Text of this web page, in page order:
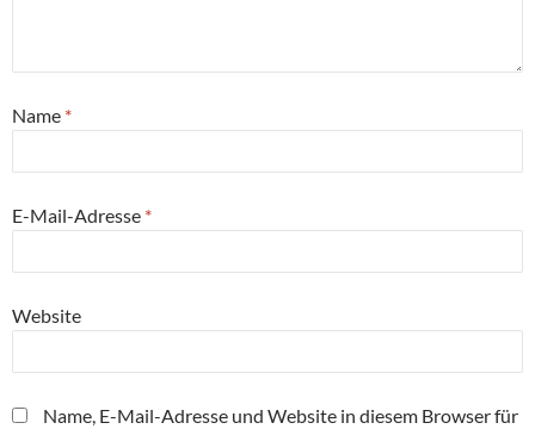
Name *
E-Mail-Adresse *
Website
Name, E-Mail-Adresse und Website in diesem Browser für